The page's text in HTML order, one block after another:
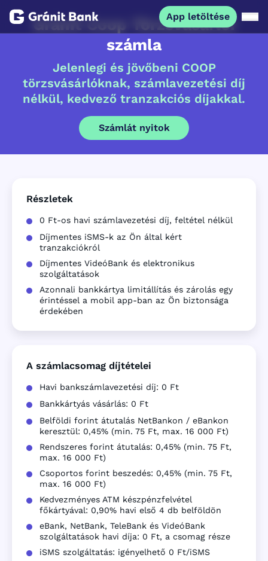
App letöltése
Magánszemélyeknek
Vállalkozásoknak
Kapcsolat
Netbank App letöltése
Gránit Coop Törzsvásárlói
számla
Jelenlegi és jövőbeni COOP
törzsvásárlóknak, számlavezetési díj
nélkül, kedvező tranzakciós díjakkal.
Számlát nyitok
Részletek
0 Ft-os havi számlavezetési díj, feltétel nélkül
Díjmentes iSMS-k az Ön által kért
tranzakciókról
Díjmentes VideóBank és elektronikus
szolgáltatások
Azonnali bankkártya limitállítás és zárolás egy
érintéssel a mobil app-ban az Ön biztonsága
érdekében
A számlacsomag díjtételei
Havi bankszámlavezetési díj: 0 Ft
Bankkártyás vásárlás: 0 Ft
Belföldi forint átutalás NetBankon / eBankon
keresztül: 0,45% (min. 75 Ft, max. 16 000 Ft)
Rendszeres forint átutalás: 0,45% (min. 75 Ft,
max. 16 000 Ft)
Csoportos forint beszedés: 0,45% (min. 75 Ft,
max. 16 000 Ft)
Kedvezményes ATM készpénzfelvétel
főkártyával: 0,90% havi első 4 db belföldön
eBank, NetBank, TeleBank és VideóBank
szolgáltatások havi díja: 0 Ft, a csomag része
iSMS szolgáltatás: igényelhető 0 Ft/iSMS